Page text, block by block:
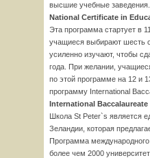
высшие учебные заведения.
National Certificate in
Эта программа стартует в
учащиеся выбирают шесть
усиленно изучают, чтобы
года. При желании,
по этой программе на 12 и
программу International
International Baccalaureate
Школа St Peter`s является
Зеландии, которая
Программа международного
более чем 2000